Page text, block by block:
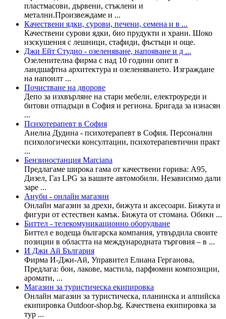
пластмасови, дървени, стъклени и
метални.Произвеждаме и ...
Качествени ядки, сурови, печени, семена и в ...
Качествени сурови ядки, био прудукти и храни. Шоко
изскушения с лешници, стафиди, фъстъци и още.
Джи Ейт Студио - озеленяване, напояване и д ...
Озеленителна фирма с над 10 години опит в
ландшафтна архитектура и озеленяването. Изграждане
на напоилт ...
Почистване на дворове
Депо за изхвърляне на стари мебели, електроуреди и
битови отпадъци в София и региона. Бригада за изнасян
...
Психотерапевт в София
Анелиа Дудина - психотерапевт в София. Персонални
психологически консултации, психотерапевтични практ
...
Бензиностанция Marciana
Предлагаме широка гама от качествени горива: А95,
Дизел, Газ LPG за вашите автомобили. Независимо дали
заре ...
Ануби - онлайн магазин
Онлайн магазин за дрехи, бижута и аксесоари. Бижута и
фигури от естествен камък. Бижута от стомана. Обикн ...
Биттел - телекомуникационно оборудване
Биттел е водеща българска компания, утвърдила своите
позиции в областта на международната търговия – в ...
И Джи Ай България
Фирма И-Джи-Ай, Управител Елиана Герганова,
Предлага: бои, лакове, мастила, парфюмни композиции,
аромати, ...
Магазин за туристическа екипировка
Онлайн магазин за туристическа, планинска и алпийска
екипировка Outdoor-shop.bg. Качествена екипировка за
тур ...